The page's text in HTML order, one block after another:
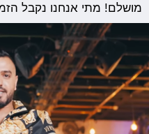
מושלם! מתי אנחנו נקבל